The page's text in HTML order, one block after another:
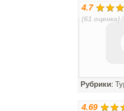
4.7
(61 оценка)
Рубрики:
4.69